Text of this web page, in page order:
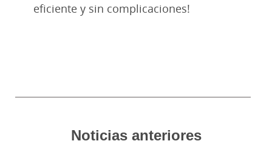
eficiente y sin complicaciones!
Noticias anteriores